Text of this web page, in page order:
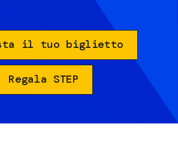
il tuo biglietto
Regala STEP